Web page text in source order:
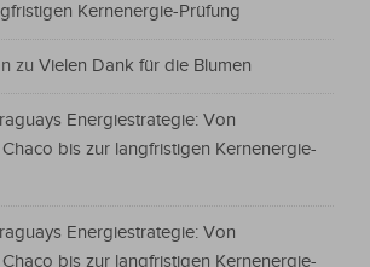
Kernenergie-Prüfung
zu Vielen Dank für die Blumen
Energiestrategie: Von
bis zur langfristigen Kernenergie-
Energiestrategie: Von
bis zur langfristigen Kernenergie-